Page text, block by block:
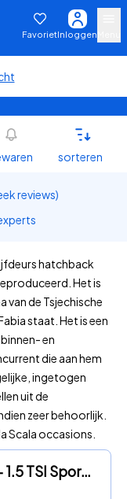
FavorietInloggen
sorteren
reviews)
hatchback
Het is
van de Tsjechische
staat. Het is een
en
die aan hem
ingetogen
uit de
zeer behoorlijk.
Scala occasions.
Skoda Scala - 1.5 TSI Sport Business / Panoramadak / Virtual Cockpit / Nav